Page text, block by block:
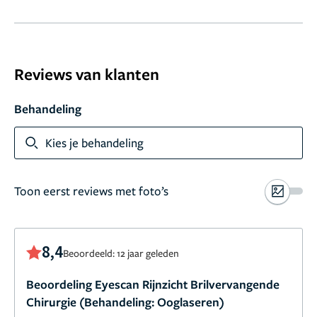
Reviews van klanten
Behandeling
Kies je behandeling
Toon eerst reviews met foto’s
8,4Beoordeeld: 12 jaar geleden
Beoordeling Eyescan Rijnzicht Brilvervangende
Chirurgie (Behandeling: Ooglaseren)